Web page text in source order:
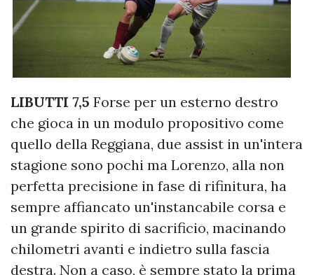
LIBUTTI 7,5 Forse per un esterno destro
che gioca in un modulo propositivo come
quello della Reggiana, due assist in un'intera
stagione sono pochi ma Lorenzo, alla non
perfetta precisione in fase di rifinitura, ha
sempre affiancato un'instancabile corsa e
un grande spirito di sacrificio, macinando
chilometri avanti e indietro sulla fascia
destra. Non a caso, è sempre stato la prima